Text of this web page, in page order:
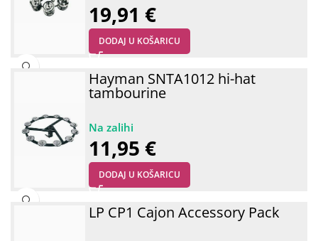
19,91 €
DODAJ U KOŠARICU
Hayman SNTA1012 hi-hat
tambourine
11,95 €
DODAJ U KOŠARICU
LP CP1 Cajon Accessory Pack